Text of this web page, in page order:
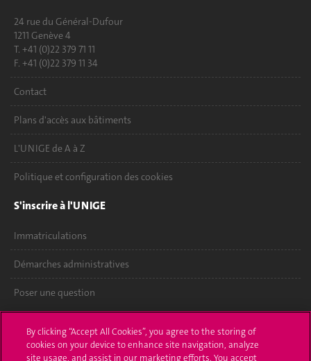
24 rue du Général-Dufour
1211 Genève 4
T. +41 (0)22 379 71 11
F. +41 (0)22 379 11 34
Contact
Plans d'accès aux bâtiments
L'UNIGE de A à Z
Politique et configuration des cookies
S'inscrire à l'UNIGE
Immatriculations
Démarches administratives
Poser une question
UNIGE Mobile
By clicking “Accept All Cookies”, you agree to the storing of
cookies on your device to enhance site navigation, analyze
site usage, and assist in our marketing efforts. You accept